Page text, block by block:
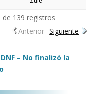
139 registros
Anterior Siguiente
– No finalizó la